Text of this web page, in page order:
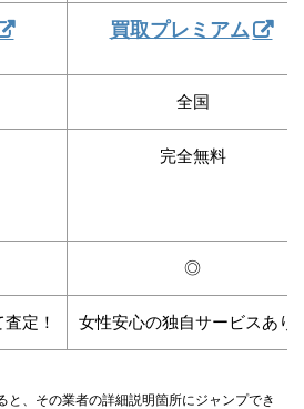
買取プレミアム
全国
完全無料
◎
定！ 女性安心の独自サービスあり
、その業者の詳細説明箇所にジャンプでき